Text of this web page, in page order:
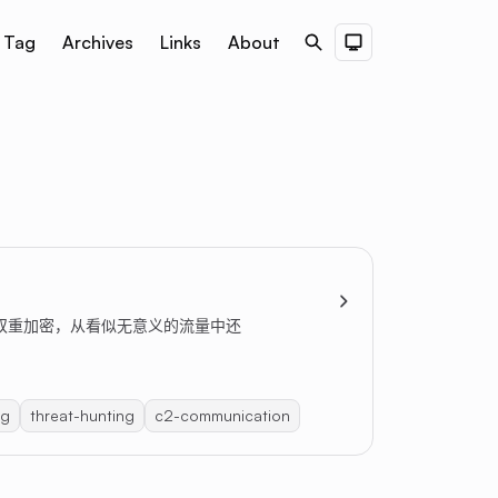
Tag Archives Links About SearchDark Theme
加密，从看似无意义的流量中还
threat-hunting c2-communication